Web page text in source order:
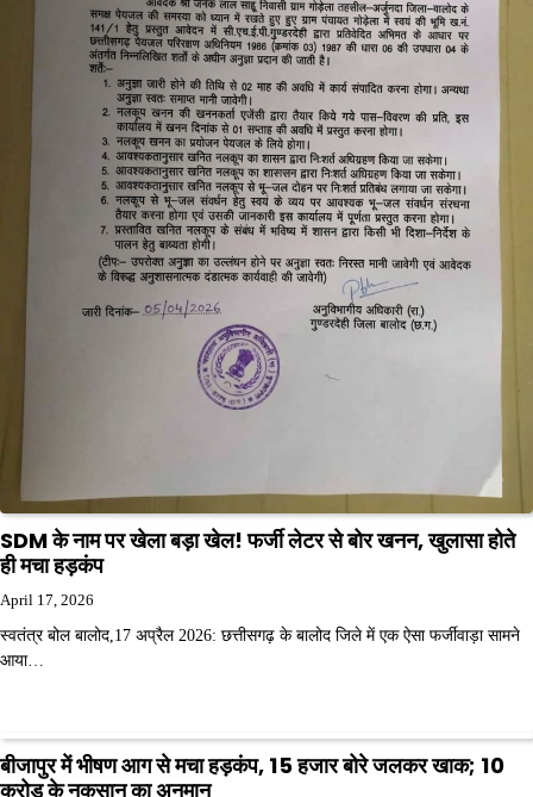
SDM के नाम पर खेला बड़ा खेल! फर्जी लेटर से बोर खनन, खुलासा होते
ही मचा हड़कंप
April 17, 2026
स्वतंत्र बोल बालोद,17 अप्रैल 2026: छत्तीसगढ़ के बालोद जिले में एक ऐसा फर्जीवाड़ा सामने
आया…
बीजापुर में भीषण आग से मचा हड़कंप, 15 हजार बोरे जलकर खाक; 10
करोड़ के नुकसान का अनुमान